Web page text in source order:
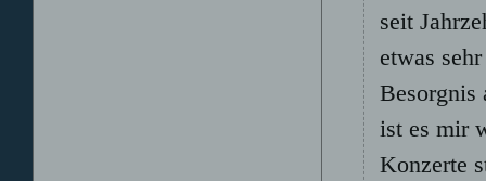
seit
etwas
Besorgnis
ist es mir
Konzerte